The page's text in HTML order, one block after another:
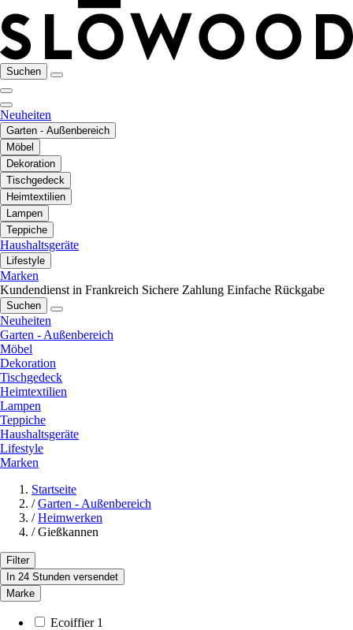
Suchen
Neuheiten
Garten - Außenbereich
Möbel
Dekoration
Tischgedeck
Heimtextilien
Lampen
Teppiche
Haushaltsgeräte
Lifestyle
Marken
Kundendienst in Frankreich Sichere Zahlung Einfache Rückgabe
Suchen
Neuheiten
Garten - Außenbereich
Möbel
Dekoration
Tischgedeck
Heimtextilien
Lampen
Teppiche
Haushaltsgeräte
Lifestyle
Marken
Startseite
/ Garten - Außenbereich
/ Heimwerken
/ Gießkannen
Filter
In 24 Stunden versendet
Marke
Ecoiffier 1